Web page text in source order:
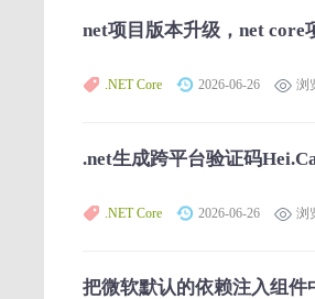
net项目版本升级，net core
.NET Core 2026-06-26 浏
.net生成跨平台验证码
.NET Core 2026-06-26 浏
把微软默认的依赖注入组